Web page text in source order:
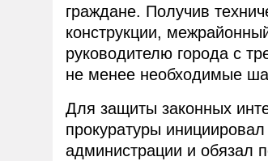
граждане. Получив
конструкции,
руководителю города с
не менее необходимые
Для защиты законных
прокуратуры
администрации и обязал